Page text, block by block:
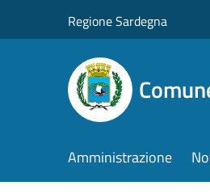
Regione Sardegna
Amministrazione